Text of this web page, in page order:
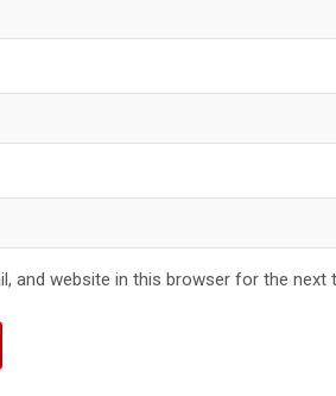
and website in this browser for the next